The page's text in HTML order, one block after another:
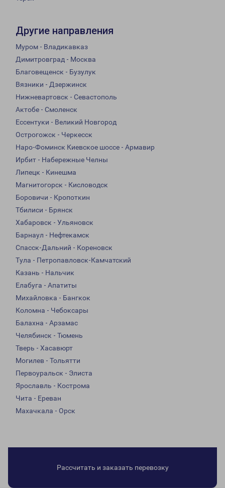
Другие направления
Муром - Владикавказ
Димитровград - Москва
Благовещенск - Бузулук
Вязники - Дзержинск
Нижневартовск - Севастополь
Актобе - Смоленск
Ессентуки - Великий Новгород
Острогожск - Черкесск
Наро-Фоминск Киевское шоссе - Армавир
Ирбит - Набережные Челны
Липецк - Кинешма
Магнитогорск - Кисловодск
Боровичи - Кропоткин
Тбилиси - Брянск
Хабаровск - Ульяновск
Барнаул - Нефтекамск
Спасск-Дальний - Кореновск
Тула - Петропавловск-Камчатский
Казань - Нальчик
Елабуга - Апатиты
Михайловка - Бангкок
Коломна - Чебоксары
Балахна - Арзамас
Челябинск - Тюмень
Тверь - Хасавюрт
Могилев - Тольятти
Первоуральск - Элиста
Ярославль - Кострома
Чита - Ереван
Махачкала - Орск
Рассчитать и заказать перевозку